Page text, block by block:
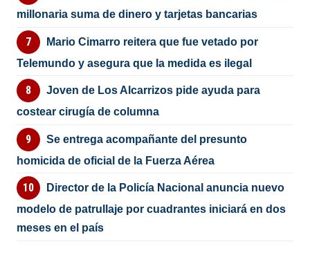
millonaria suma de dinero y tarjetas bancarias
Mario Cimarro reitera que fue vetado por
Telemundo y asegura que la medida es ilegal
Joven de Los Alcarrizos pide ayuda para
costear cirugía de columna
Se entrega acompañante del presunto
homicida de oficial de la Fuerza Aérea
Director de la Policía Nacional anuncia nuevo
modelo de patrullaje por cuadrantes iniciará en dos
meses en el país